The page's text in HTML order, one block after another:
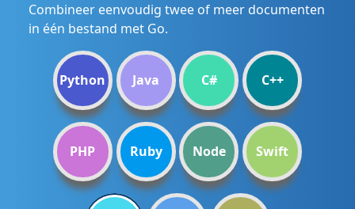
Combineer eenvoudig twee of meer documenten
in één bestand met Go.
Python Java C# C++
PHP Ruby Node Swift